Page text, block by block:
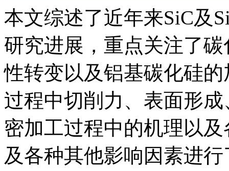
本文综述了近年来SiC及
研究进展，重点关注了
性转变以及铝基碳化硅
过程中切削力、表面形
密加工过程中的机理以
及各种其他影响因素进